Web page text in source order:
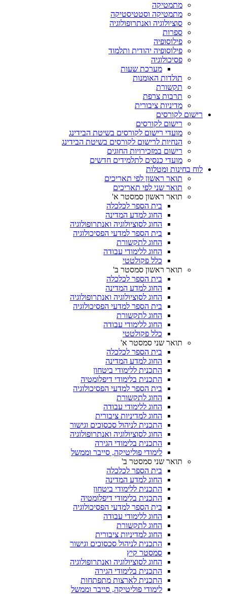
מתמטיקה
מתמטיקה וסטטיסטיקה
סוציולוגיה ואנתרופולוגיה
ספרות
פילוסופיה
פילוסופיה יהודית ותלמוד
פסיכולוגיה
מערכת שעות
תולדות האומנות
תקשורת
תרבות צרפת
מדיניות ציבורית
רישום לקורסים
רישום לקורסים
מועדי רישום לקורסים בשיטת הבידינג
הנחיות לרישום לקורסים בשיטת הבידינג
רישום במזכירויות החוגים
מועדי כנסים לתלמידים חדשים
לוח בחינות ומטלות
תואר ראשון לפי תאריכים
תואר שני לפי תאריכים
תואר ראשון סמסטר א'
בית הספר לכלכלה
החוג למדע המדינה
החוג לסוציולוגיה ואנתרופולוגיה
בית הספר למדעי הפסיכולוגיה
החוג לתקשורת
החוג ללימודי עבודה
כלל פקולטטי
תואר ראשון סמסטר ב'
בית הספר לכלכלה
החוג למדע המדינה
החוג לסוציולוגיה ואנתרופולוגיה
בית הספר למדעי הפסיכולוגיה
החוג לתקשורת
החוג ללימודי עבודה
כלל פקולטטי
תואר שני סמסטר א'
בית הספר לכלכלה
החוג למדע המדינה
התכנית ללימודי ביטחון
התכנית בלימודי דיפלומטיה
בית הספר למדעי הפסיכולוגיה
החוג לתקשורת
החוג ללימודי עבודה
החוג למדיניות ציבורית
התכנית לניהול סכסוכים וגישור
החוג לסוציולוגיה ואנתרופולוגיה
התכנית בלימודי הגירה
לימודי פוליטיקה, סייבר וממשל
תואר שני סמסטר ב'
בית הספר לכלכלה
החוג למדע המדינה
התכנית ללימודי ביטחון
התכנית בלימודי דיפלומטיה
בית הספר למדעי הפסיכולוגיה
החוג ללימודי עבודה
החוג לתקשורת
החוג למדיניות ציבורית
התכנית לניהול סכסוכים וגישור
סמסטר קיץ
החוג לסוציולוגיה ואנתרופולוגיה
התכנית בלימודי הגירה
התכנית לארצות מתפתחות
לימודי פוליטיקה, סייבר וממשל